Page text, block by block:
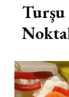
Turşu